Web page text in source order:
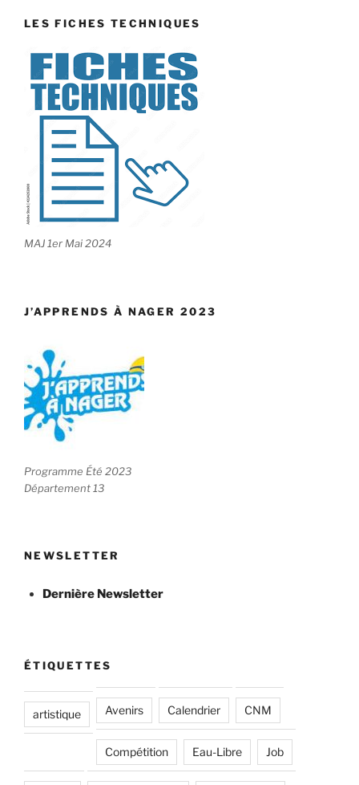
LES FICHES TECHNIQUES
MAJ 1er Mai 2024
J’APPRENDS À NAGER 2023
Programme Été 2023
Département 13
NEWSLETTER
Dernière Newsletter
ÉTIQUETTES
artistique Avenirs Calendrier CNM
Compétition Eau-Libre Job